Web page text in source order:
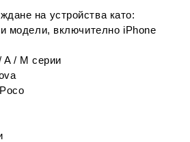
на устройства като:
модели, включително iPhone
/ M серии